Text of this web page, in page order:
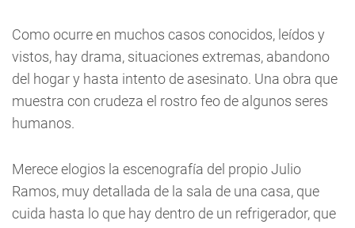
Como ocurre en muchos casos conocidos, leídos y
vistos, hay drama, situaciones extremas, abandono
del hogar y hasta intento de asesinato. Una obra que
muestra con crudeza el rostro feo de algunos seres
humanos.
Merece elogios la escenografía del propio Julio
Ramos, muy detallada de la sala de una casa, que
cuida hasta lo que hay dentro de un refrigerador, que